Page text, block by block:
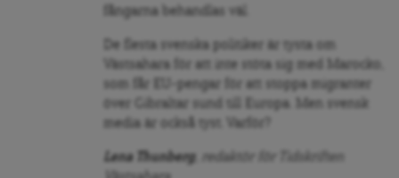
fångarna behandlas väl.
De flesta svenska politiker är tysta om
Västsahara för att inte stöta sig med Marocko,
som får EU-pengar för att stoppa migranter
över Gibraltar sund till Europa. Men svensk
media är också tyst. Varför?
Lena Thunberg , redaktör för Tidskriften